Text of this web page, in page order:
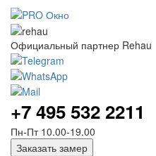
Официальный партнер Rehau
+7 495 532 2211
Пн-Пт 10.00‑19.00
Заказать замер